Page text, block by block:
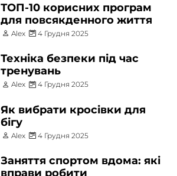
ТОП-10 корисних програм
для повсякденного життя
Alex 4 Грудня 2025
Техніка безпеки під час
тренувань
Alex 4 Грудня 2025
Як вибрати кросівки для
бігу
Alex 4 Грудня 2025
Заняття спортом вдома: які
вправи робити